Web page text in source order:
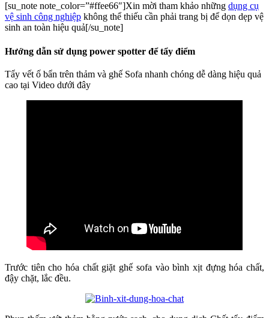
[su_note note_color=”#ffee66″]Xin mời tham khảo những dụng cụ
vệ sinh công nghiệp không thể thiếu cần phải trang bị để dọn dẹp vệ
sinh an toàn hiệu quả[/su_note]
Hướng dẫn sử dụng power spotter để tẩy điểm
Tẩy vết ố bẩn trên thảm và ghế Sofa nhanh chóng dễ dàng hiệu quả
cao tại Video dưới đây
Trước tiên cho hóa chất giặt ghế sofa vào bình xịt đựng hóa chất,
đậy chặt, lắc đều.